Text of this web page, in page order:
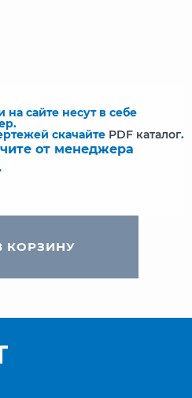
сайте несут в себе
скачайте PDF каталог.
от менеджера
КОРЗИНУ